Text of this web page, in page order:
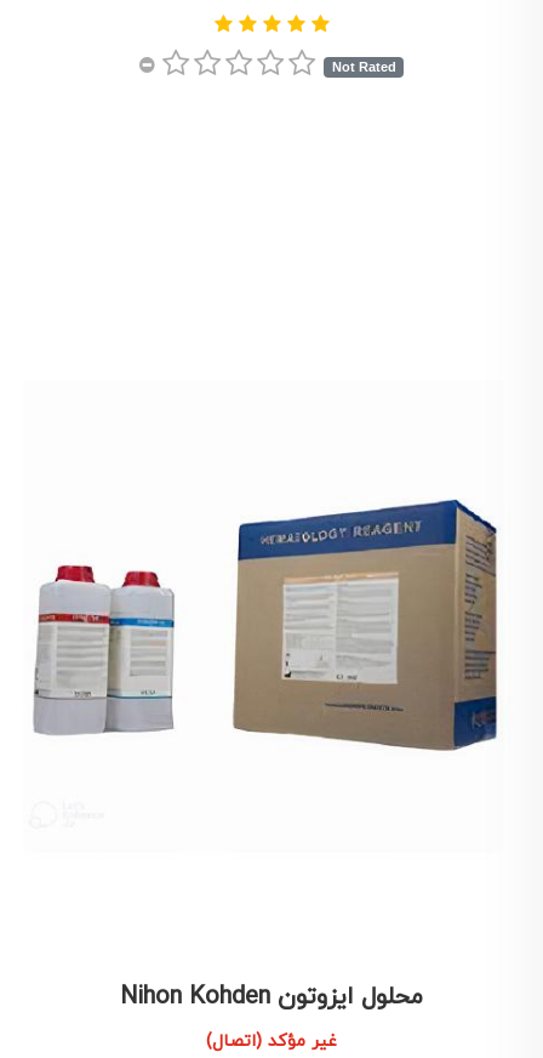
Not Rated
محلول ایزوتون Nihon Kohden
غير مؤكد (اتصال)